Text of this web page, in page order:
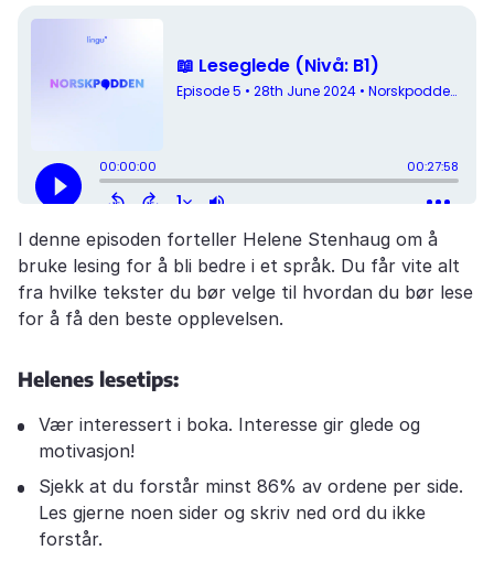
I denne episoden forteller Helene Stenhaug om å
bruke lesing for å bli bedre i et språk. Du får vite alt
fra hvilke tekster du bør velge til hvordan du bør lese
for å få den beste opplevelsen.
Helenes lesetips:
Vær interessert i boka. Interesse gir glede og
motivasjon!
Sjekk at du forstår minst 86% av ordene per side.
Les gjerne noen sider og skriv ned ord du ikke
forstår.